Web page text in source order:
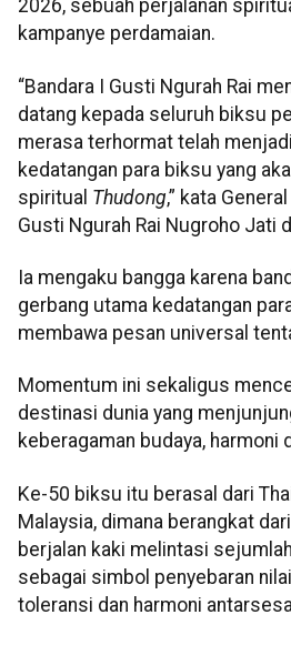
2026, sebuah perjalanan
kampanye perdamaian.
“Bandara I Gusti Ngurah Rai
datang kepada seluruh biksu
merasa terhormat telah
kedatangan para biksu yang
spiritual Thudong,” kata
Gusti Ngurah Rai Nugroho Jati
Ia mengaku bangga karena
gerbang utama kedatangan
membawa pesan universal
Momentum ini sekaligus
destinasi dunia yang
keberagaman budaya, harmoni
Ke-50 biksu itu berasal dari
Malaysia, dimana berangkat
berjalan kaki melintasi
sebagai simbol penyebaran
toleransi dan harmoni